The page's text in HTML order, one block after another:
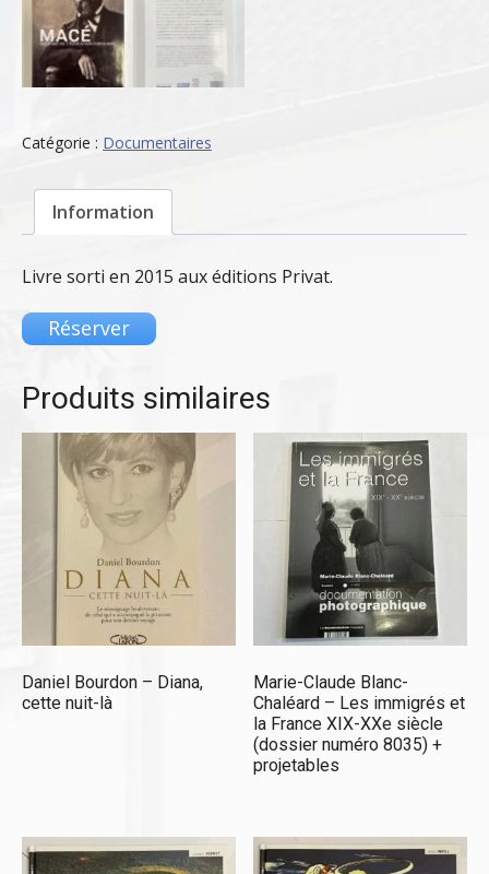
Catégorie : Documentaires
Information
Livre sorti en 2015 aux éditions Privat.
Réserver
Produits similaires
Daniel Bourdon – Diana,
cette nuit-là
Marie-Claude Blanc-
Chaléard – Les immigrés et
la France XIX-XXe siècle
(dossier numéro 8035) +
projetables